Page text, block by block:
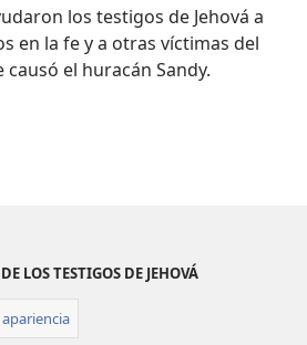
los testigos de Jehová a
en la fe y a otras víctimas del
el huracán Sandy.
LOS TESTIGOS DE JEHOVÁ